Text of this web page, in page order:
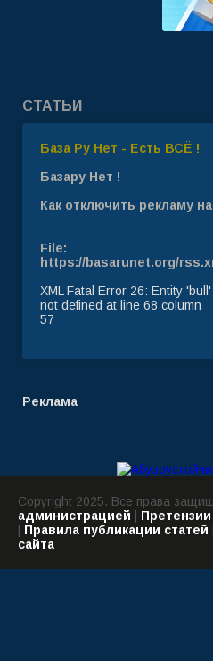
СТАТЬИ
База Ру Нет - Есть ВСЁ !
Базару Нет !
Как отключить рекламу
File:
https://basarunet.org/
XML Fatal Error 26: Entity 'bull'
not defined at line 68 column
57
Реклама
Copyright 2025. Все права
администрацией
Правила публикации статей
сайта